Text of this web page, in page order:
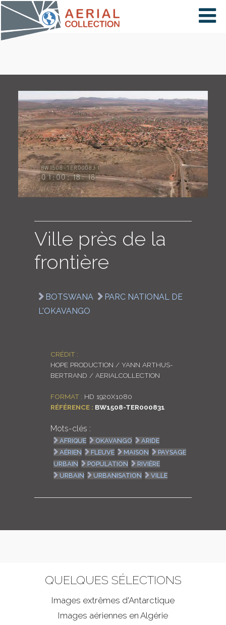
×
PAYS
CARTE
COLLECTIONS
LOGIN
Ville près de la
frontière
BOTSWANA
PARC NATIONAL DE
L'OKAVANGO
CRÉDIT :
HOPE PRODUCTION / YANN ARTHUS-
BERTRAND / AERIALCOLLECTION
FORMAT : HD 1920X1080
RÉFÉRENCE : BW1508-TER000831
Mots-clés :
AFRIQUE OKAVANGO
ARIDE
AÉRIEN
FLEUVE MAISON
PAYSAGE
URBAIN
POPULATION
RIVIÈRE
URBAIN
URBANISATION VILLE
QUELQUES SÉLECTIONS
Images extrêmes d'Antarctique
Images aériennes en Algérie